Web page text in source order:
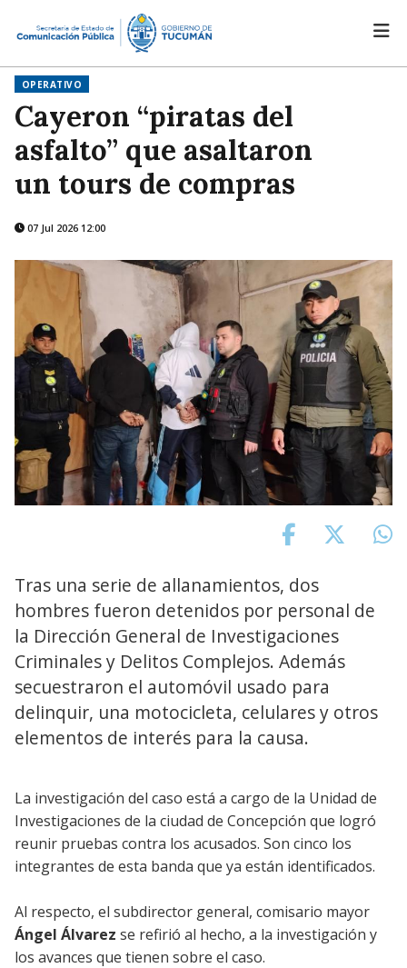
OPERATIVO
Cayeron “piratas del
asfalto” que asaltaron
un tours de compras
07 Jul 2026 12:00
Tras una serie de allanamientos, dos
hombres fueron detenidos por personal de
la Dirección General de Investigaciones
Criminales y Delitos Complejos. Además
secuestraron el automóvil usado para
delinquir, una motocicleta, celulares y otros
elementos de interés para la causa.
La investigación del caso está a cargo de la Unidad de
Investigaciones de la ciudad de Concepción que logró
reunir pruebas contra los acusados. Son cinco los
integrantes de esta banda que ya están identificados.
Al respecto, el subdirector general, comisario mayor
Ángel Álvarez se refirió al hecho, a la investigación y
los avances que tienen sobre el caso.